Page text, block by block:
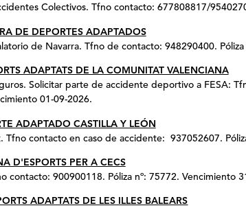
Colectivos. Tfno contacto: 677808817/
DE DEPORTES ADAPTADOS
de Navarra. Tfno de contacto: 948290400.
ADAPTATS DE LA COMUNITAT VALENCIANA
Solicitar parte de accidente deportivo a FESA:
01-09-2026.
ADAPTADO CASTILLA Y LEÓN
Tfno contacto en caso de accidente: 937052607.
D'ESPORTS PER A CECS
contacto: 900900118. Póliza nº: 75772. Vencimiento
ADAPTATS DE LES ILLES BALEARS